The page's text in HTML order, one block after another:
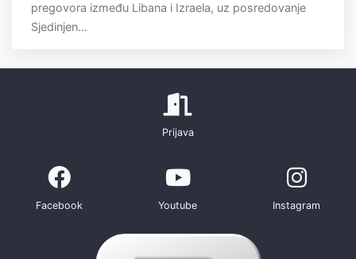
pregovora između Libana i Izraela, uz posredovanje
Sjedinjen...
Prijava
Facebook Youtube Instagram